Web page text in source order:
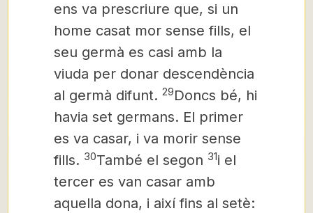
ens va prescriure que, si un
home casat mor sense fills, el
seu germà es casi amb la
viuda per donar descendència
al germà difunt. 29Doncs bé, hi
havia set germans. El primer
es va casar, i va morir sense
fills. 30També el segon 31i el
tercer es van casar amb
aquella dona, i així fins al setè: